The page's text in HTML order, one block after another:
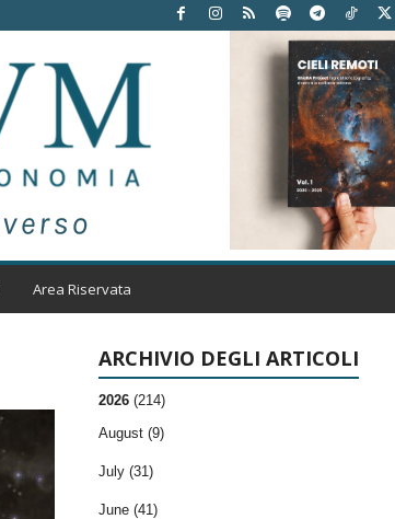
Area Riservata
ARCHIVIO DEGLI ARTICOLI
2026 (214)
August (9)
July (31)
June (41)